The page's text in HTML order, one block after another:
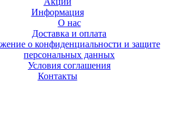
Информация
О нас
Доставка и оплата
о конфиденциальности и защите
персональных данных
Условия соглашения
Контакты